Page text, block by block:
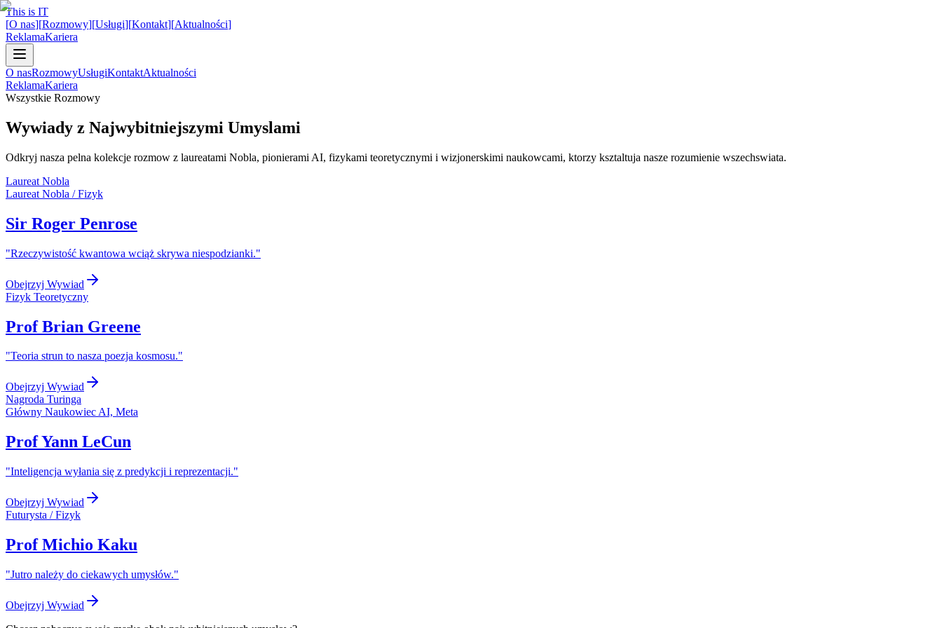
This is IT
[O nas][Rozmowy][Usługi][Kontakt][Aktualności]
ReklamaKariera
O nasRozmowyUsługiKontaktAktualności
ReklamaKariera
Wszystkie Rozmowy
Wywiady z Najwybitniejszymi Umyslami
Odkryj nasza pelna kolekcje rozmow z laureatami Nobla, pionierami AI, fizykami teoretycznymi i wizjonerskimi naukowcami, ktorzy ksztaltuja nasze rozumienie wszechswiata.
Laureat Nobla
Laureat Nobla / Fizyk
Sir Roger Penrose
"Rzeczywistość kwantowa wciąż skrywa niespodzianki."
Obejrzyj Wywiad
Fizyk Teoretyczny
Prof Brian Greene
"Teoria strun to nasza poezja kosmosu."
Obejrzyj Wywiad
Nagroda Turinga
Główny Naukowiec AI, Meta
Prof Yann LeCun
"Inteligencja wyłania się z predykcji i reprezentacji."
Obejrzyj Wywiad
Futurysta / Fizyk
Prof Michio Kaku
"Jutro należy do ciekawych umysłów."
Obejrzyj Wywiad